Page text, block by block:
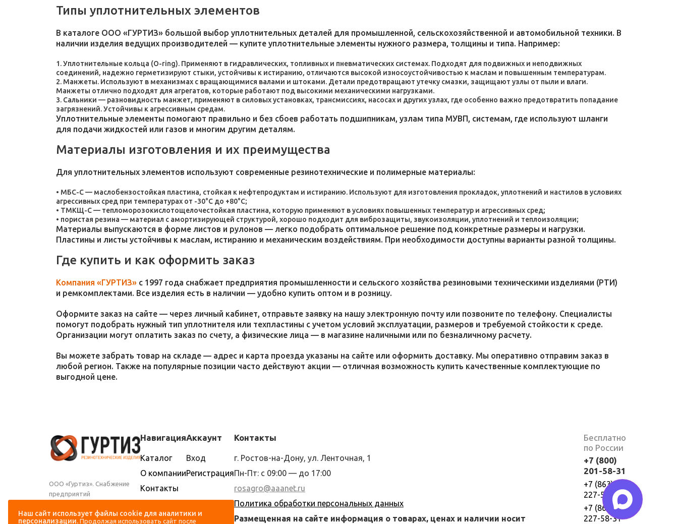
Типы уплотнительных элементов
В каталоге ООО «ГУРТИЗ» большой выбор уплотнительных деталей для промышленной, сельскохозяйственной и автомобильной техники. В
наличии изделия ведущих производителей — купите уплотнительные элементы нужного размера, толщины и типа. Например:
Уплотнительные кольца (O-ring). Применяют в гидравлических, топливных и пневматических системах. Подходят для подвижных и неподвижных
соединений, надежно герметизируют стыки, устойчивы к истиранию, отличаются высокой износоустойчивостью к маслам и повышенным температурам.
Манжеты. Используют в механизмах с вращающимися валами и штоками. Детали предотвращают утечку смазки, защищают узлы от пыли и влаги.
Манжеты отлично подходят для агрегатов, которые работают под высокими механическими нагрузками.
Сальники — разновидность манжет, применяют в силовых установках, трансмиссиях, насосах и других узлах, где особенно важно предотвратить попадание
загрязнений. Устойчивы к агрессивным средам.
Уплотнительные элементы помогают правильно и без сбоев работать подшипникам, узлам типа МУВП, системам, где используют шланги
для подачи жидкостей или газов и многим другим деталям.
Материалы изготовления и их преимущества
Для уплотнительных элементов используют современные резинотехнические и полимерные материалы:
МБС-С — маслобензостойкая пластина, стойкая к нефтепродуктам и истиранию. Используют для изготовления прокладок, уплотнений и настилов в условиях
агрессивных сред при температурах от -30°C до +80°C;
ТМКЩ-С — тепломорозокислотощелочестойкая пластина, которую применяют в условиях повышенных температур и агрессивных сред;
пористая резина — материал с амортизирующей структурой, хорошо подходит для виброзащиты, звукоизоляции, уплотнений и теплоизоляции;
Материалы выпускаются в форме листов и рулонов — легко подобрать оптимальное решение под конкретные размеры и нагрузки.
Пластины и листы устойчивы к маслам, истиранию и механическим воздействиям. При необходимости доступны варианты разной толщины.
Где купить и как оформить заказ
Компания «ГУРТИЗ» с 1997 года снабжает предприятия промышленности и сельского хозяйства резиновыми техническими изделиями (РТИ)
и ремкомплектами. Все изделия есть в наличии — удобно купить оптом и в розницу.
Оформите заказ на сайте — через личный кабинет, отправьте заявку на нашу электронную почту или позвоните по телефону. Специалисты
помогут подобрать нужный тип уплотнителя или техпластины с учетом условий эксплуатации, размеров и требуемой стойкости к среде.
Организации могут оплатить заказ по счету, а физические лица — в магазине наличными или по безналичному расчету.
Вы можете забрать товар на складе — адрес и карта проезда указаны на сайте или оформить доставку. Мы оперативно отправим заказ в
любой регион. Также на популярные позиции часто действуют акции — отличная возможность купить качественные комплектующие по
выгодной цене.
ООО «Гуртиз». Снабжение
предприятий
сельского хозяйства
Навигация
Каталог
О компании
Контакты
оплата
Аккаунт
Вход
Регистрация
Контакты
г. Ростов-на-Дону, ул. Ленточная, 1
Пн-Пт: с 09:00 — до 17:00
rosagro@aaanet.ru
Политика обработки персональных данных
Размещенная на сайте информация о товарах, ценах и наличии носит
Бесплатно
по России
+7 (800)
201-58-31
+7 (863)
227-58-30
+7 (863)
227-58-31
Наш сайт использует файлы cookie для аналитики и
персонализации. Продолжая использовать сайт после